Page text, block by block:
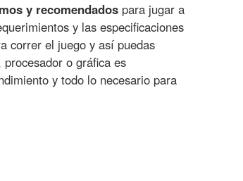
y recomendados para jugar a
y las especificaciones
correr el juego y así puedas
o gráfica es
y todo lo necesario para